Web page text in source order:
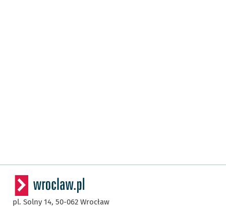
pl. Solny 14, 50-062 Wrocław